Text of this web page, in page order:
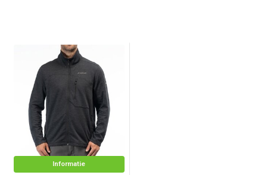
Informatie